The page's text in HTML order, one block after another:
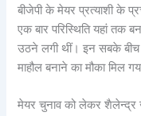
बीजेपी के मेयर प्रत्याशी के
एक बार परिस्थिति यहां तक
उठने लगी थीं। इन सबके
माहौल बनाने का मौका मिल
मेयर चुनाव को लेकर शैलेन्द्र